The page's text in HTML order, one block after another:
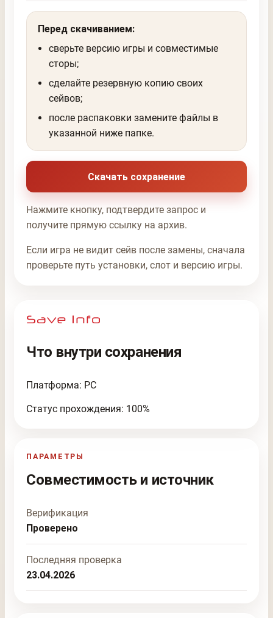
Перед скачиванием:
сверьте версию игры и совместимые
сторы;
сделайте резервную копию своих
сейвов;
после распаковки замените файлы в
указанной ниже папке.
Скачать сохранение
Нажмите кнопку, подтвердите запрос и
получите прямую ссылку на архив.
Если игра не видит сейв после замены, сначала
проверьте путь установки, слот и версию игры.
Что внутри сохранения
Платформа: PC
Статус прохождения: 100%
ПАРАМЕТРЫ
Совместимость и источник
Верификация
Проверено
Последняя проверка
23.04.2026